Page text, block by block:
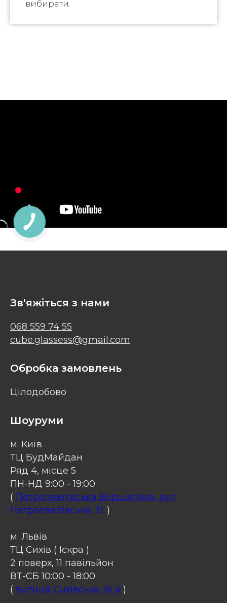
вибирати.
Зв'яжіться з нами
068 559 74 55
cube.glassess@gmail.com
Обробка замовлень
Цілодобово
Шоуруми
м. Київ
ТЦ БудМайдан
Ряд 4, місце 5
ПН-НД 9:00 - 19:00
( Петропавлівська Борщагівка, вул.
Петропавлівська, 12 )
м. Львів
ТЦ Сихів ( Іскра )
2 поверх, 11 павільйон
ВТ-СБ 10:00 - 18:00
( вулиця Сихівська, 16 a )